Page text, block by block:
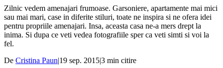
Zilnic vedem amenajari frumoase. Garsoniere, apartamente mai mici
sau mai mari, case in diferite stiluri, toate ne inspira si ne ofera idei
pentru propriile amenajari. Insa, aceasta casa ne-a mers drept la
inima. Si dupa ce veti vedea fotografiile sper ca veti simti si voi la
fel.
De Cristina Paun|19 sep. 2015|3 min citire